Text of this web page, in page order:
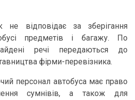
не відповідає за зберігання
предметів і багажу. По
речі передаються до
фірми-перевізника.
персонал автобуса має право
сумнівів, а також для